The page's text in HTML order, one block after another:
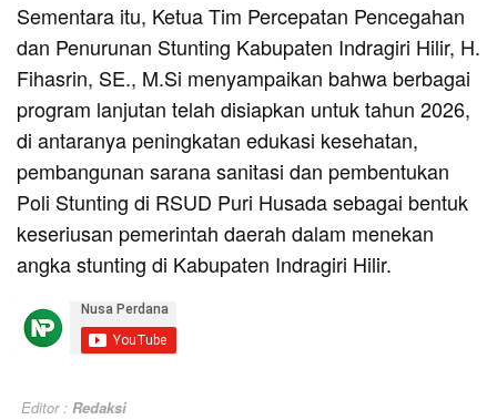
Sementara itu, Ketua Tim Percepatan Pencegahan
dan Penurunan Stunting Kabupaten Indragiri Hilir, H.
Fihasrin, SE., M.Si menyampaikan bahwa berbagai
program lanjutan telah disiapkan untuk tahun 2026,
di antaranya peningkatan edukasi kesehatan,
pembangunan sarana sanitasi dan pembentukan
Poli Stunting di RSUD Puri Husada sebagai bentuk
keseriusan pemerintah daerah dalam menekan
angka stunting di Kabupaten Indragiri Hilir.
Editor : Redaksi